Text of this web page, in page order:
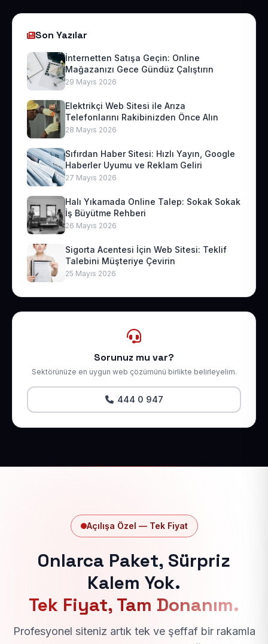
Son Yazılar
İnternetten Satışa Geçin: Online
Mağazanızı Gece Gündüz Çalıştırın
29 Mayıs 2026
Elektrikçi Web Sitesi ile Arıza
Telefonlarını Rakibinizden Önce Alın
28 Mayıs 2026
Sıfırdan Haber Sitesi: Hızlı Yayın, Google
Haberler Uyumu ve Reklam Geliri
27 Mayıs 2026
Halı Yıkamada Online Talep: Sokak Sokak
İş Büyütme Rehberi
26 Mayıs 2026
Sigorta Acentesi İçin Web Sitesi: Teklif
Talebini Müşteriye Çevirin
25 Mayıs 2026
Sorunuz mu var?
Sektörünüze en uygun web çözümünü birlikte belirleyelim.
444 0 947
Açılışa Özel — Tek Fiyat
Onlarca Paket, Sürpriz
Kalem Yok.
Tek Fiyat, Tam Donanım.
Profesyonel siteniz artık tek ve şeffaf bir rakamla